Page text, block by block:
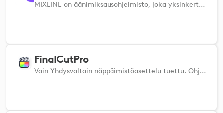
MIXLINE on äänimiksausohjelmisto, joka yksinkertaistaa äänen reititystä, miksausta ja suoratoistoa. Kun olet määrittänyt äänitulot ja -lähtösi MIXLINE:ssä, voit tämän lisäosan avulla säätää äänenvoimakkuutta, vaihtaa mykistystä ja aloittaa monitoroinnin suoraan Logi-laitteistasi.
FinalCutPro
Vain Yhdysvaltain näppäimistöasettelu tuettu. Ohjaa Final Cut Pro -ohjelmaa. Kun asennat lisäosan, varmista, että FCP on suljettu, jotta oikeat pikanäppäinasetukset valitaan automaattisesti FCP:ssä. Jos toiminnot eivät toimi oikein, varmista, että oikea Logi-komentosarja on valittu kohdassa FCP -> Command Sets.